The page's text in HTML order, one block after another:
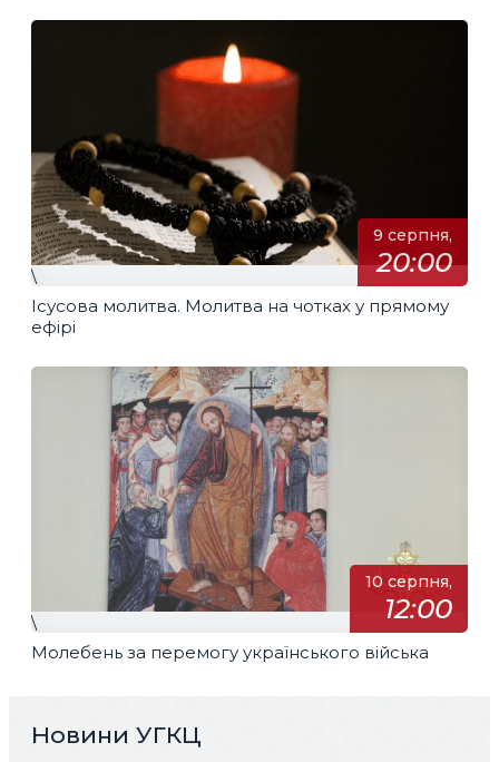
9 серпня,
20:00
\
Ісусова молитва. Молитва на чотках у прямому
ефірі
10 серпня,
12:00
\
Молебень за перемогу українського війська
Новини УГКЦ